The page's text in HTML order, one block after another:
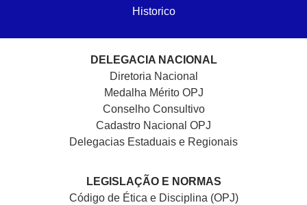
Historico
DELEGACIA NACIONAL
Diretoria Nacional
Medalha Mérito OPJ
Conselho Consultivo
Cadastro Nacional OPJ
Delegacias Estaduais e Regionais
LEGISLAÇÃO E NORMAS
Código de Ética e Disciplina (OPJ)